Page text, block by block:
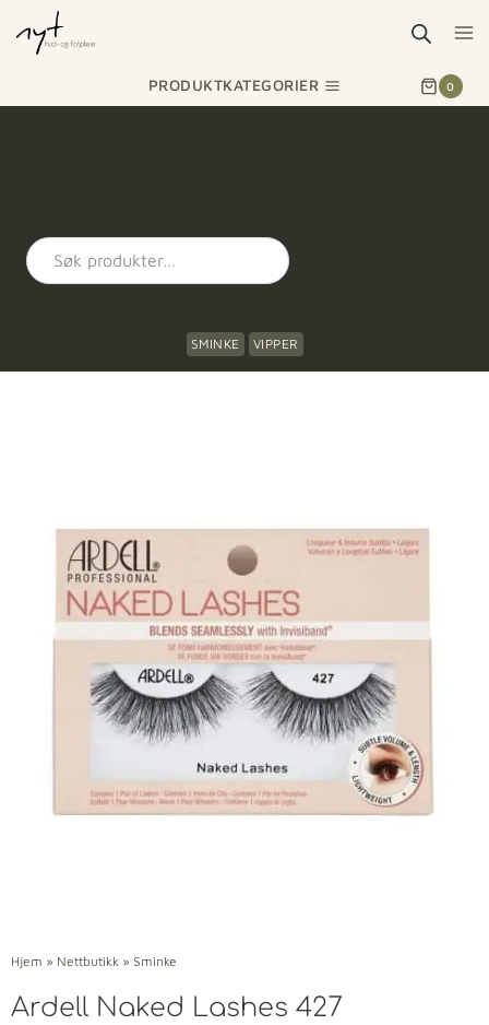
PRODUKTKATEGORIER 0
SMINKE VIPPER
Hjem » Nettbutikk » Sminke
Ardell Naked Lashes 427